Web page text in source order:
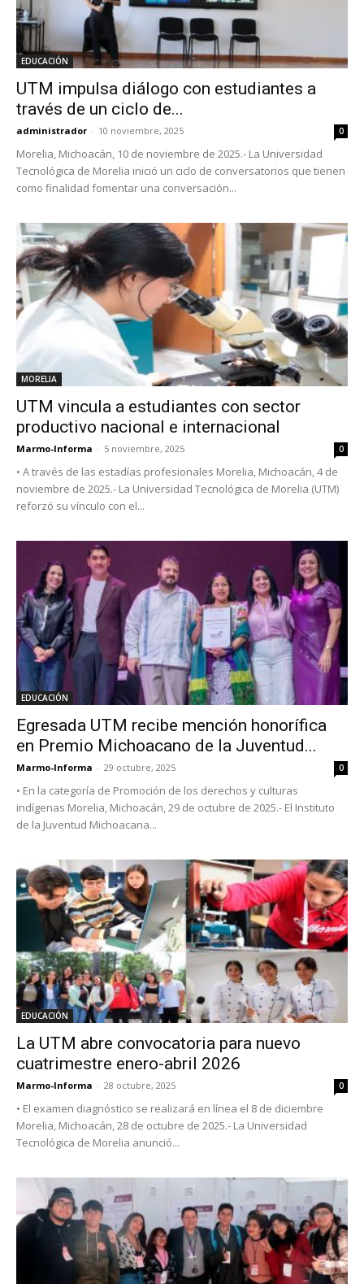
EDUCACIÓN
UTM impulsa diálogo con estudiantes a
través de un ciclo de...
administrador - 10 noviembre, 2025 0
Morelia, Michoacán, 10 de noviembre de 2025.- La Universidad
Tecnológica de Morelia inició un ciclo de conversatorios que tienen
como finalidad fomentar una conversación...
MORELIA
UTM vincula a estudiantes con sector
productivo nacional e internacional
Marmo-Informa - 5 noviembre, 2025 0
• A través de las estadías profesionales Morelia, Michoacán, 4 de
noviembre de 2025.- La Universidad Tecnológica de Morelia (UTM)
reforzó su vínculo con el...
EDUCACIÓN
Egresada UTM recibe mención honorífica
en Premio Michoacano de la Juventud...
Marmo-Informa - 29 octubre, 2025 0
• En la categoría de Promoción de los derechos y culturas
indígenas Morelia, Michoacán, 29 de octubre de 2025.- El Instituto
de la Juventud Michoacana...
EDUCACIÓN
La UTM abre convocatoria para nuevo
cuatrimestre enero-abril 2026
Marmo-Informa - 28 octubre, 2025 0
• El examen diagnóstico se realizará en línea el 8 de diciembre
Morelia, Michoacán, 28 de octubre de 2025.- La Universidad
Tecnológica de Morelia anunció...